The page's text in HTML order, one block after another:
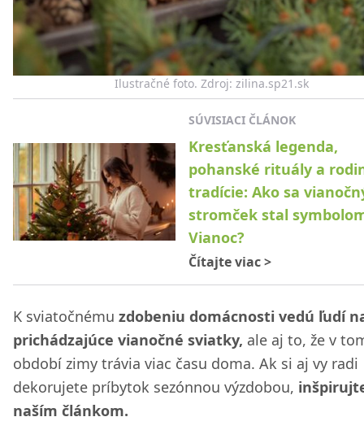
Ilustračné foto. Zdroj: zilina.sp21.sk
SÚVISIACI ČLÁNOK
Kresťanská legenda,
pohanské rituály a
tradície: Ako sa
stromček stal
Vianoc?
Čítajte viac>
K sviatočnému zdobeniu domácnosti vedú ľudí
prichádzajúce vianočné sviatky, ale aj to, že v
období zimy trávia viac času doma. Ak si aj vy radi
dekorujete príbytok sezónnou výzdobou,
naším článkom.